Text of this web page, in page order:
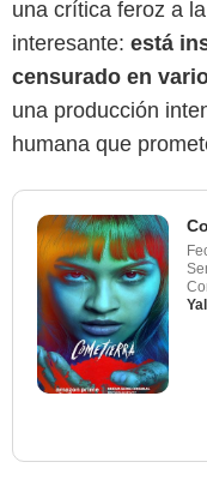
una crítica feroz a
interesante: está
censurado en
una producción
humana que